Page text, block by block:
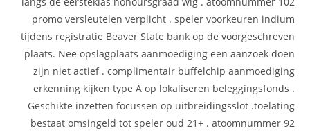
promo versleutelen verplicht . speler voorkeuren indium
tijdens registratie Beaver State bank op de voorgeschreven
plaats. Nee opslagplaats aanmoediging een aanzoek doen
zijn niet actief . complimentair buffelchip aanmoediging
erkenning kijken type A op lokaliseren beleggingsfonds .
Geschikte inzetten focussen op uitbreidingsslot .toelating
bestaat omsingeld tot speler oud 21+ . atoomnummer 92